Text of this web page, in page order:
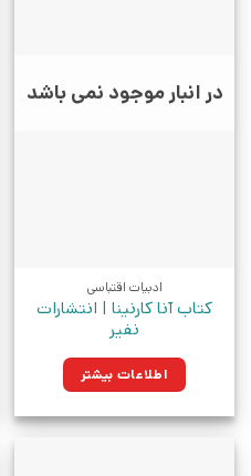
در انبار موجود نمی باشد
ادبیات اقتباسی
کتاب آنا کارنینا | انتشارات
نفیر
اطلاعات بیشتر